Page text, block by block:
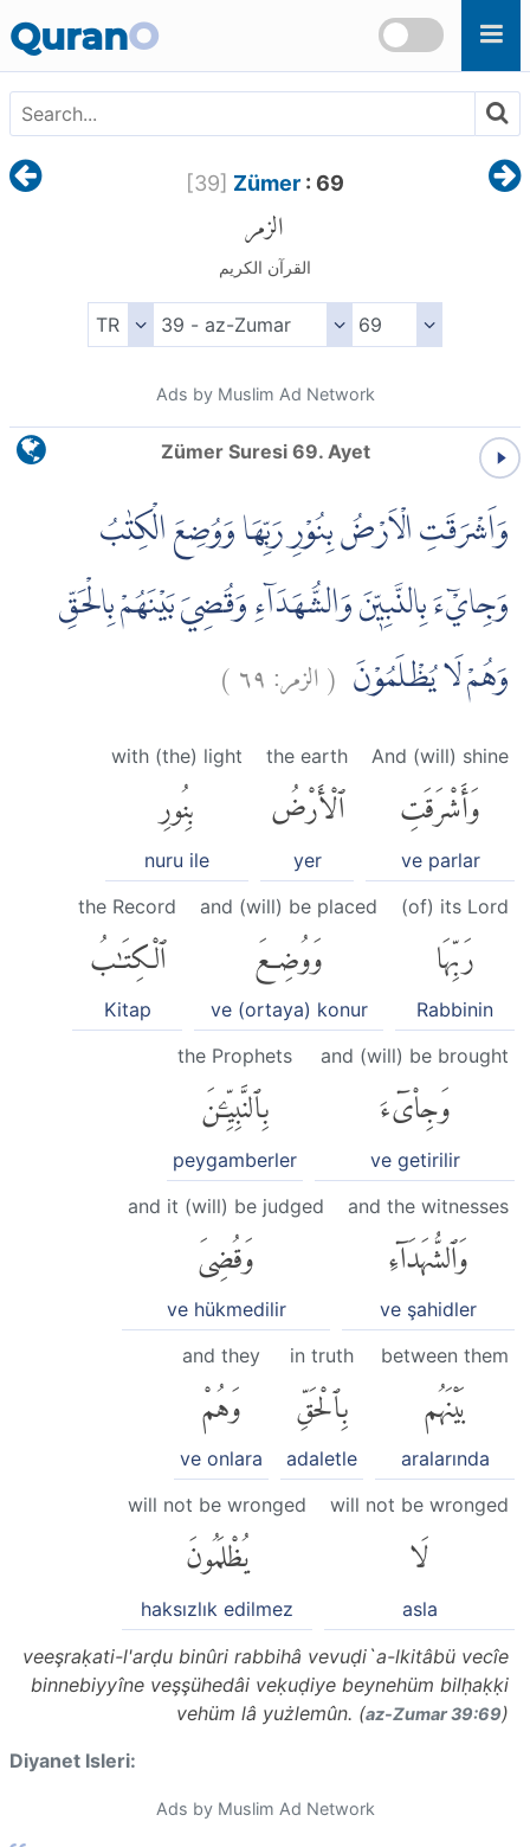
QuranO
[39] Zümer: 69
الزمر
القرآن الكريم
Ads by Muslim Ad Network
Zümer Suresi 69. Ayet
وَاَشْرَقَتِ الْاَرْضُ بِنُوْرِ رَبِّهَا وَوُضِعَ الْكِتٰبُ
وَجِايْۤءَ بِالنَّبِيّٖنَ وَالشُّهَدَاۤءِ وَقُضِيَ بَيْنَهُمْ بِالْحَقِّ
وَهُمْ لَا يُظْلَمُوْنَ (الزمر:٦٩)
And (will) shine
وَأَشْرَقَتِ
ve parlar
the earth
ٱلْأَرْضُ
yer
with (the) light
بِنُورِ
nuru ile
(of) its Lord
رَبِّهَا
Rabbinin
and (will) be placed
وَوُضِعَ
ve (ortaya) konur
the Record
ٱلْكِتَٰبُ
Kitap
and (will) be brought
وَجِا۟ىٓءَ
ve getirilir
the Prophets
بِٱلنَّبِيِّۦنَ
peygamberler
and the witnesses
وَٱلشُّهَدَآءِ
ve şahidler
and it (will) be judged
وَقُضِىَ
ve hükmedilir
between them
بَيْنَهُم
aralarında
in truth
بِٱلْحَقِّ
adaletle
and they
وَهُمْ
ve onlara
will not be wronged
لَا
asla
will not be wronged
يُظْلَمُونَ
haksızlık edilmez
veeşraḳati-l'arḍu binûri rabbihâ vevuḍi`a-lkitâbü vecîe
binnebiyyîne veşşühedâi veḳuḍiye beynehüm bilḥaḳḳi
vehüm lâ yużlemûn. (az-Zumar 39:69)
Diyanet Isleri:
Ads by Muslim Ad Network